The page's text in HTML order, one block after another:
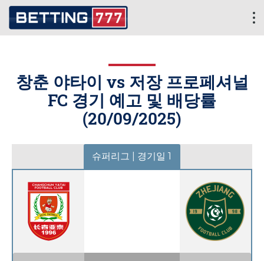
창춘 야타이 vs 저장 프로페셔널
FC 경기 예고 및 배당률
(20/09/2025)
슈퍼리그 | 경기일 1